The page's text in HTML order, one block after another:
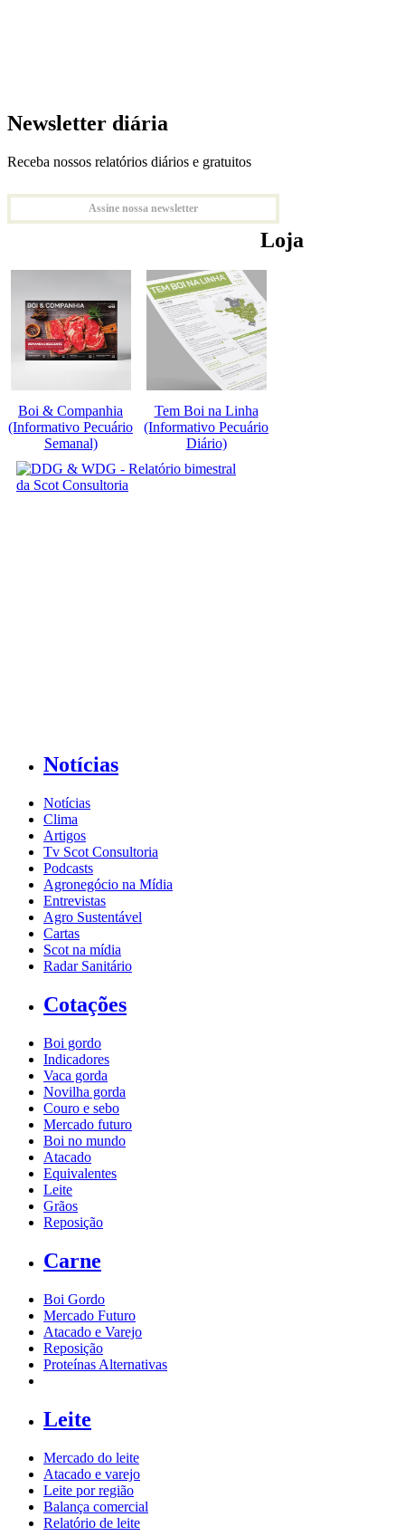
Newsletter diária
Receba nossos relatórios diários e gratuitos
Assine nossa newsletter
Loja
Boi & Companhia
(Informativo Pecuário
Semanal)
Tem Boi na Linha
(Informativo Pecuário
Diário)
Notícias
Notícias
Clima
Artigos
Tv Scot Consultoria
Podcasts
Agronegócio na Mídia
Entrevistas
Agro Sustentável
Cartas
Scot na mídia
Radar Sanitário
Cotações
Boi gordo
Indicadores
Vaca gorda
Novilha gorda
Couro e sebo
Mercado futuro
Boi no mundo
Atacado
Equivalentes
Leite
Grãos
Reposição
Carne
Boi Gordo
Mercado Futuro
Atacado e Varejo
Reposição
Proteínas Alternativas
Leite
Mercado do leite
Atacado e varejo
Leite por região
Balança comercial
Relatório de leite